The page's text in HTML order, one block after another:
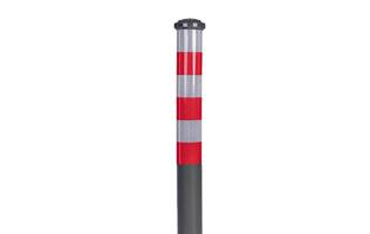
стовпчиків: - Еластичні і тому доступні -
Запобігає пошкодженню
транспортного засобу в разі зіткнення
- Не потребує ремонту стовпчика або
транспортного засобу - Підвищує
безпеку дорожнього руху - Покращує
орієнтацію в дорожньому русі та на